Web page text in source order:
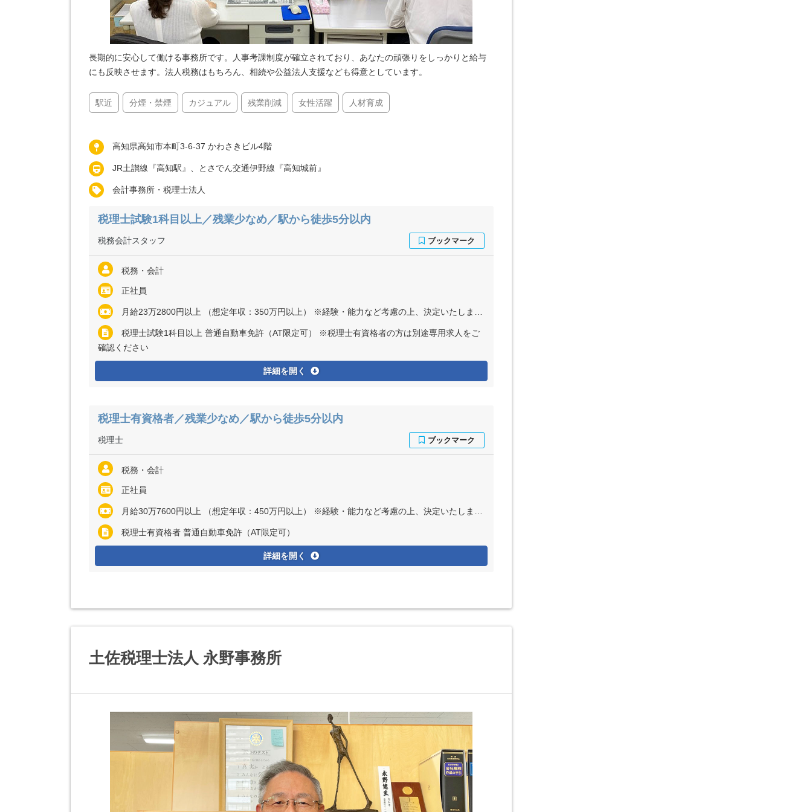
長期的に安心して働ける事務所です。人事考課制度が確立されており、あなたの頑張りをしっかりと給与
にも反映させます。法人税務はもちろん、相続や公益法人支援なども得意としています。
駅近 分煙・禁煙 カジュアル 残業削減 女性活躍 人材育成
高知県高知市本町3-6-37 かわさきビル4階
JR土讃線『高知駅』、とさでん交通伊野線『高知城前』
会計事務所・税理士法人
税理士試験1科目以上／残業少なめ／駅から徒歩5分以内
税務会計スタッフ
税務・会計
正社員
月給23万2800円以上 （想定年収：350万円以上） ※経験・能力など考慮の上、決定いたします ※残業代は全額支給
税理士試験1科目以上 普通自動車免許（AT限定可） ※税理士有資格者の方は別途専用求人をご
確認ください
詳細を開く
税理士有資格者／残業少なめ／駅から徒歩5分以内
税理士
税務・会計
正社員
月給30万7600円以上 （想定年収：450万円以上） ※経験・能力など考慮の上、決定いたします ※残業代は全額支給
税理士有資格者 普通自動車免許（AT限定可）
詳細を開く
土佐税理士法人 永野事務所